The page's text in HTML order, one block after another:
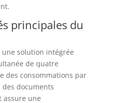
principales du
une solution intégrée
de quatre
des consommations par
documents
assure une